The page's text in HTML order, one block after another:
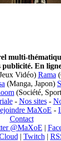
multi-
publicité. En
Vidéo) Rama
(Manga, Japon)
(Société,
- Nos sites-
MaXoE -
Contact
@MaXoE |
| Twitch |